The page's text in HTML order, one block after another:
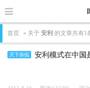
首页 » 关于 安利 的文章共有1
天下杂侃 安利模式在中国